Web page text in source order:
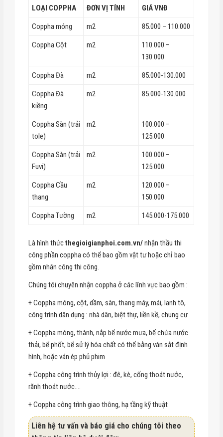
LOẠI COPPHA ĐƠN VỊ TÍNH GIÁ VNĐ
Coppha móng m2 85.000 – 110.000
Coppha Cột m2
110.000 –
130.000
Coppha Đà m2 85.000-130.000
Coppha Đà
kiềng
m2 85.000-130.000
Coppha Sàn (trải
tole)
m2
100.000 –
125.000
Coppha Sàn (trải
Fuvi)
m2
100.000 –
125.000
Coppha Cầu
thang
m2
120.000 –
150.000
Coppha Tường m2 145.000-175.000
Là hình thứcthegioigianphoi.com.vn/nhận thầu thi
công phần coppha có thể bao gồm vật tư hoặc chỉ bao
gồm nhân công thi công.
Chúng tôi chuyên nhận coppha ở các lĩnh vực bao gồm :
+ Coppha móng, cột, dầm, sàn, thang máy, mái, lanh tô,
công trình dân dụng : nhà dân, biệt thự, liền kề, chung cư
+ Coppha móng, thành, nắp bể nước mưa, bể chứa nước
thải, bể phốt, bể sử lý hóa chất có thể bằng ván sắt định
hình, hoặc ván ép phủ phim
+ Coppha công trình thủy lợi : đê, kè, cống thoát nước,
rãnh thoát nước….
+ Coppha công trình giao thông, hạ tầng kỹ thuật
Liên hệ tư vấn và báo giá cho chúng tôi theo